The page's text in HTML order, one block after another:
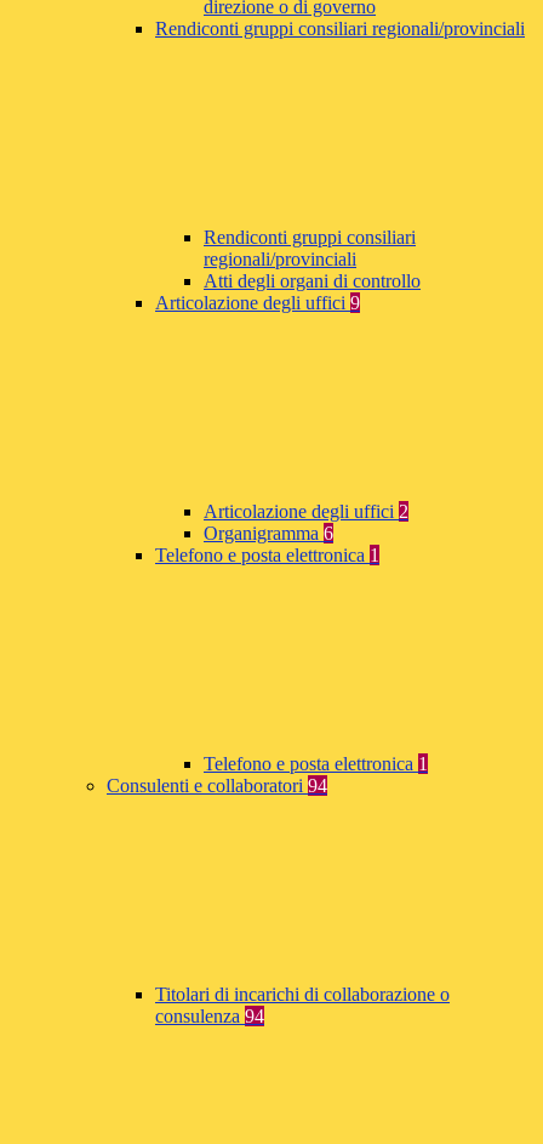
direzione o di governo
Rendiconti gruppi consiliari regionali/provinciali
Rendiconti gruppi consiliari
regionali/provinciali
Atti degli organi di controllo
Articolazione degli uffici 9
Articolazione degli uffici 2
Organigramma 6
Telefono e posta elettronica 1
Telefono e posta elettronica 1
Consulenti e collaboratori 94
Titolari di incarichi di collaborazione o
consulenza 94